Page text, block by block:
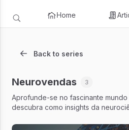
Home
Back to series
Neurovendas 3
Aprofunde-se no fascinante
descubra como insights da